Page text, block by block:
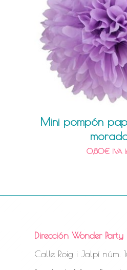
Mini pompón
0,80€ IVA
Dirección Wonder Party
Calle Roig i Jalpí núm.